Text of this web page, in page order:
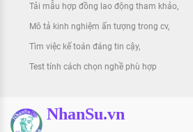
Tải mẫu hợp đồng lao động tham khảo
Mô tả kinh nghiệm ấn tượng trong cv
Tìm việc kế toán đáng tin cậy
Test tính cách chọn nghề phù hợp
NhanSu.vn